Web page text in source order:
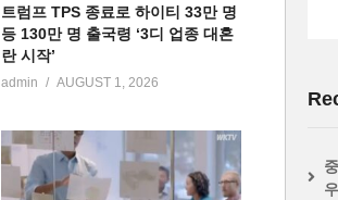
트럼프 TPS 종료로 하이티 33만 명
등 130만 명 출국령 ‘3디 업종 대혼
란 시작’
admin AUGUST 1, 2026